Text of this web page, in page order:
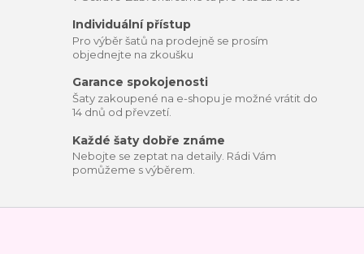
Individuální přístup
Pro výběr šatů na prodejně se prosím
objednejte na zkoušku
Garance spokojenosti
Šaty zakoupené na e-shopu je možné vrátit do
14 dnů od převzetí.
Každé šaty dobře známe
Nebojte se zeptat na detaily. Rádi Vám
pomůžeme s výběrem.